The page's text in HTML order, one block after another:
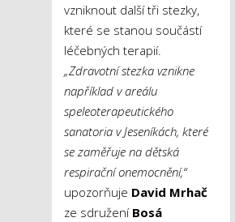
vzniknout další tři stezky,
které se stanou součástí
léčebných terapií.
„Zdravotní stezka vznikne
například v areálu
speleoterapeutického
sanatoria v Jeseníkách, které
se zaměřuje na dětská
respirační onemocnění,“
upozorňuje David Mrhač
ze sdružení Bosá